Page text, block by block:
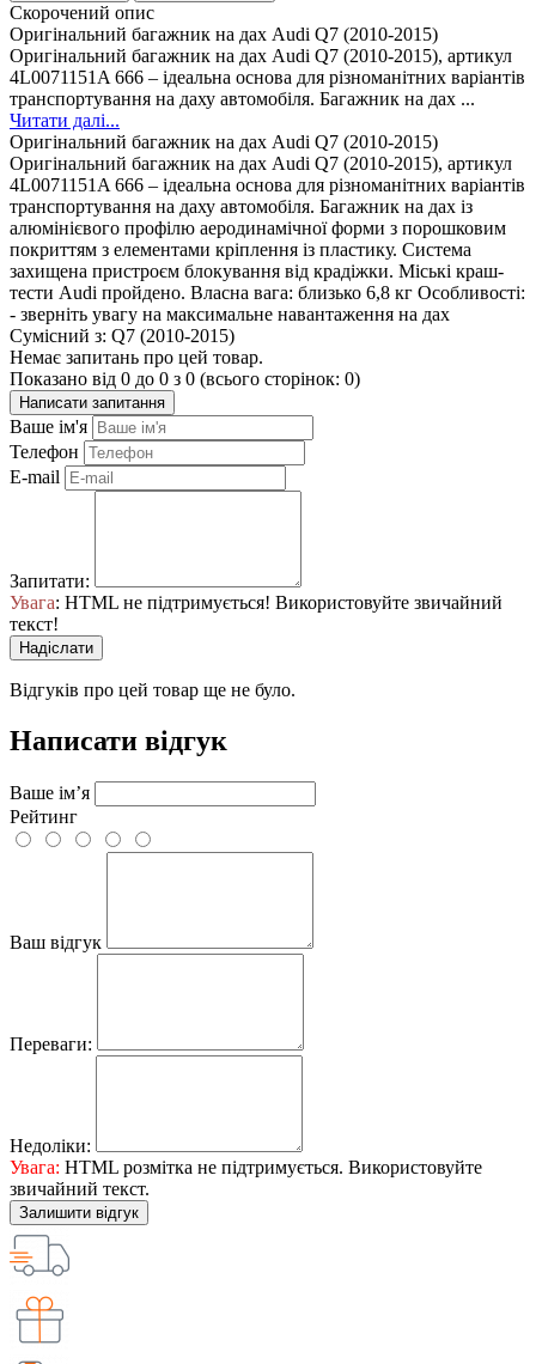
Скорочений опис
Оригінальний багажник на дах Audi Q7 (2010-2015)
Оригінальний багажник на дах Audi Q7 (2010-2015), артикул
4L0071151A 666 – ідеальна основа для різноманітних варіантів
транспортування на даху автомобіля. Багажник на дах ...
Читати далі...
Оригінальний багажник на дах Audi Q7 (2010-2015)
Оригінальний багажник на дах Audi Q7 (2010-2015), артикул
4L0071151A 666 – ідеальна основа для різноманітних варіантів
транспортування на даху автомобіля. Багажник на дах із
алюмінієвого профілю аеродинамічної форми з порошковим
покриттям з елементами кріплення із пластику. Система
захищена пристроєм блокування від крадіжки. Міські краш-
тести Audi пройдено. Власна вага: близько 6,8 кг Особливості:
- зверніть увагу на максимальне навантаження на дах
Сумісний з: Q7 (2010-2015)
Немає запитань про цей товар.
Показано від 0 до 0 з 0 (всього сторінок: 0)
Написати запитання
Ваше ім'я
Телефон
E-mail
Запитати:
Увага: HTML не підтримується! Використовуйте звичайний
текст!
Надіслати
Відгуків про цей товар ще не було.
Написати відгук
Ваше ім’я
Рейтинг
Ваш відгук
Переваги:
Недоліки:
Увага: HTML розмітка не підтримується. Використовуйте
звичайний текст.
Залишити відгук